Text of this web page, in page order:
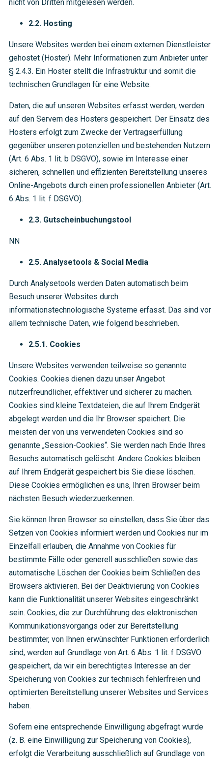
nicht von Dritten mitgelesen werden.
2.2. Hosting
Unsere Websites werden bei einem externen Dienstleister
gehostet (Hoster). Mehr Informationen zum Anbieter unter
§ 2.4.3. Ein Hoster stellt die Infrastruktur und somit die
technischen Grundlagen für eine Website.
Daten, die auf unseren Websites erfasst werden, werden
auf den Servern des Hosters gespeichert. Der Einsatz des
Hosters erfolgt zum Zwecke der Vertragserfüllung
gegenüber unseren potenziellen und bestehenden Nutzern
(Art. 6 Abs. 1 lit. b DSGVO), sowie im Interesse einer
sicheren, schnellen und effizienten Bereitstellung unseres
Online-Angebots durch einen professionellen Anbieter (Art.
6 Abs. 1 lit. f DSGVO).
2.3. Gutscheinbuchungstool
NN
2.5. Analysetools & Social Media
Durch Analysetools werden Daten automatisch beim
Besuch unserer Websites durch
informationstechnologische Systeme erfasst. Das sind vor
allem technische Daten, wie folgend beschrieben.
2.5.1. Cookies
Unsere Websites verwenden teilweise so genannte
Cookies. Cookies dienen dazu unser Angebot
nutzerfreundlicher, effektiver und sicherer zu machen.
Cookies sind kleine Textdateien, die auf Ihrem Endgerät
abgelegt werden und die Ihr Browser speichert. Die
meisten der von uns verwendeten Cookies sind so
genannte „Session-Cookies“. Sie werden nach Ende Ihres
Besuchs automatisch gelöscht. Andere Cookies bleiben
auf Ihrem Endgerät gespeichert bis Sie diese löschen.
Diese Cookies ermöglichen es uns, Ihren Browser beim
nächsten Besuch wiederzuerkennen.
Sie können Ihren Browser so einstellen, dass Sie über das
Setzen von Cookies informiert werden und Cookies nur im
Einzelfall erlauben, die Annahme von Cookies für
bestimmte Fälle oder generell ausschließen sowie das
automatische Löschen der Cookies beim Schließen des
Browsers aktivieren. Bei der Deaktivierung von Cookies
kann die Funktionalität unserer Websites eingeschränkt
sein. Cookies, die zur Durchführung des elektronischen
Kommunikationsvorgangs oder zur Bereitstellung
bestimmter, von Ihnen erwünschter Funktionen erforderlich
sind, werden auf Grundlage von Art. 6 Abs. 1 lit. f DSGVO
gespeichert, da wir ein berechtigtes Interesse an der
Speicherung von Cookies zur technisch fehlerfreien und
optimierten Bereitstellung unserer Websites und Services
haben.
Sofern eine entsprechende Einwilligung abgefragt wurde
(z. B. eine Einwilligung zur Speicherung von Cookies),
erfolgt die Verarbeitung ausschließlich auf Grundlage von